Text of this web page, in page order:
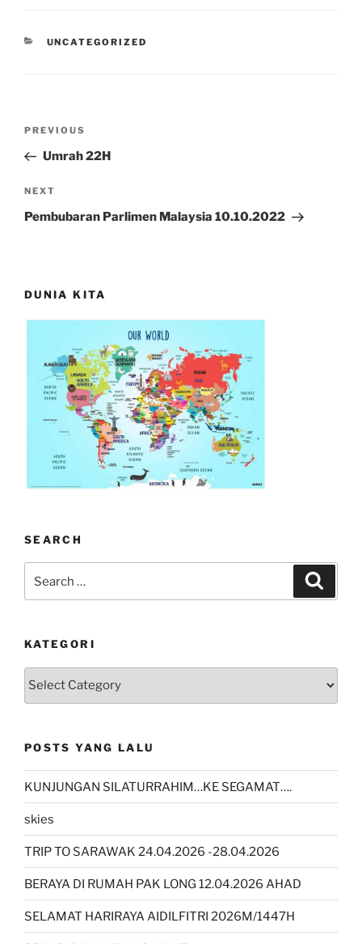
CATEGORIES
UNCATEGORIZED
Previous
Post
PREVIOUS
Umrah 22H
Next
Post
NEXT
Pembubaran Parlimen Malaysia 10.10.2022
DUNIA KITA
SEARCH
KATEGORI
kategori
POSTS YANG LALU
KUNJUNGAN SILATURRAHIM…KE SEGAMAT….
skies
TRIP TO SARAWAK 24.04.2026 -28.04.2026
BERAYA DI RUMAH PAK LONG 12.04.2026 AHAD
SELAMAT HARIRAYA AIDILFITRI 2026M/1447H